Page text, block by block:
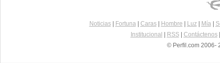
Noticias| Fortuna| Caras| Hombre Luz| Mía|
Institucional
RSS| Contáctenos
© Perfil.com 2006-